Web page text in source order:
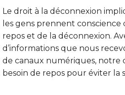
Le droit à la déconnexion
les gens prennent conscience
repos et de la déconnexion.
d’informations que nous
de canaux numériques, notre
besoin de repos pour éviter la